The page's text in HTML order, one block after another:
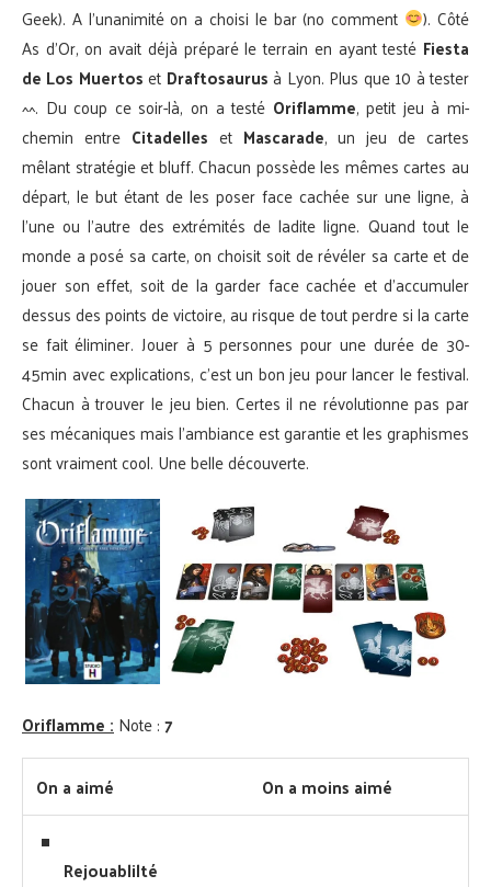
Geek). A l’unanimité on a choisi le bar (no comment
). Côté
As d’Or, on avait déjà préparé le terrain en ayant testé Fiesta
de Los Muertoset Draftosaurusà Lyon. Plus que 10 à tester
^^. Du coup ce soir-là, on a testé Oriflamme, petit jeu à mi-
chemin entre Citadelles et Mascarade, un jeu de cartes
mêlant stratégie et bluff. Chacun possède les mêmes cartes au
départ, le but étant de les poser face cachée sur une ligne, à
l’une ou l’autre des extrémités de ladite ligne. Quand tout le
monde a posé sa carte, on choisit soit de révéler sa carte et de
jouer son effet, soit de la garder face cachée et d’accumuler
dessus des points de victoire, au risque de tout perdre si la carte
se fait éliminer. Jouer à 5 personnes pour une durée de 30-
45min avec explications, c’est un bon jeu pour lancer le festival.
Chacun à trouver le jeu bien. Certes il ne révolutionne pas par
ses mécaniques mais l’ambiance est garantie et les graphismes
sont vraiment cool. Une belle découverte.
Oriflamme :Note :7
On a aimé On a moins aimé
Rejouablilté